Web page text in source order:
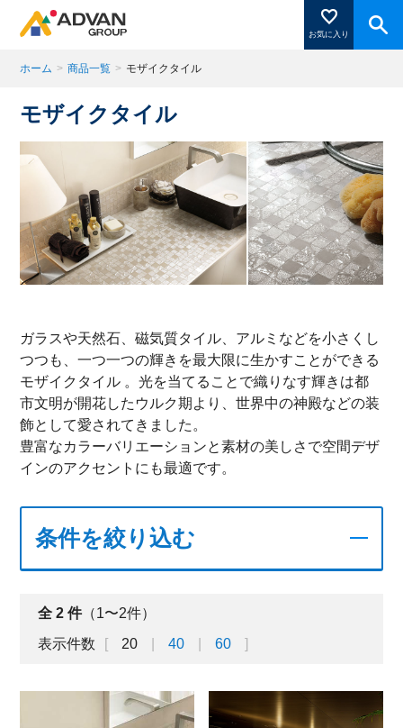
お気に入り
商品ページにある「お気に入り登録」を押すと登録した
閉じる
ホーム > 商品一覧 > モザイクタイル
モザイクタイル
ガラスや天然石、磁気質タイル、アルミなどを小さくし
つつも、一つ一つの輝きを最大限に生かすことができる
モザイクタイル 。光を当てることで織りなす輝きは都
市文明が開花したウルク期より、世界中の神殿などの装
飾として愛されてきました。
豊富なカラーバリエーションと素材の美しさで空間デザ
インのアクセントにも最適です。
条件を絞り込む
全2 件（1〜2件）
表示件数
20 40 60